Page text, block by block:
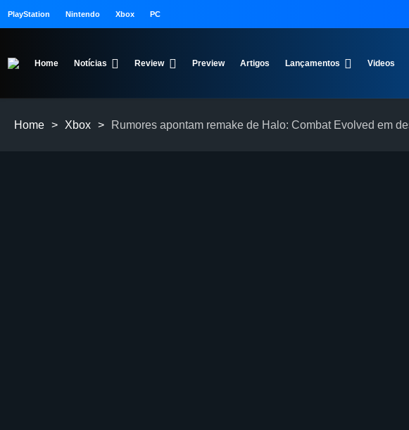
PlayStation Nintendo Xbox PC
Home Notícias Review Preview Artigos Lançamentos Videos
Home > Xbox > Rumores apontam remake de Halo: Combat Evolved em